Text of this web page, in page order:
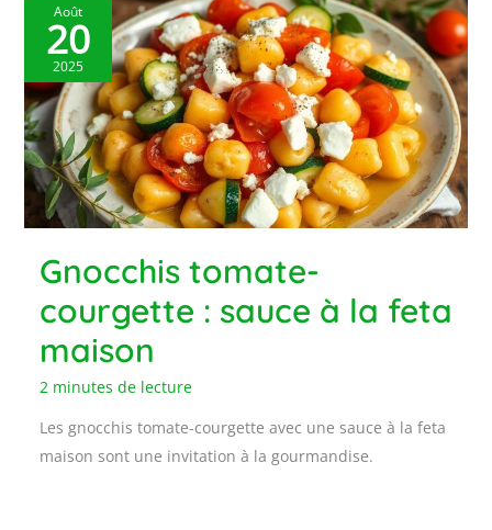
Août
20
2025
Gnocchis tomate-
courgette : sauce à la feta
maison
2 minutes de lecture
Les gnocchis tomate-courgette avec une sauce à la feta
maison sont une invitation à la gourmandise.